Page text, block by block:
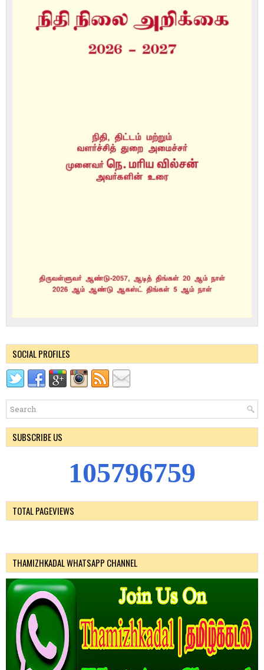
SOCIAL PROFILES
SUBSCRIBE US
105796759
TOTAL PAGEVIEWS
THAMIZHKADAL WHATSAPP CHANNEL